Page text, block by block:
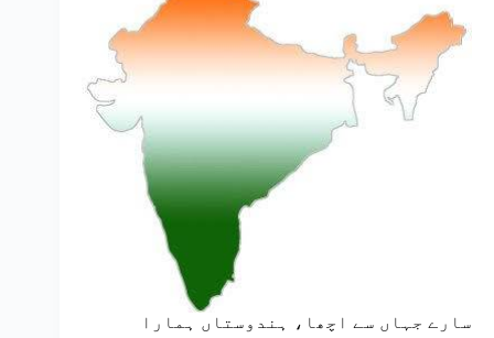
سارے جہاں سے اچھا، ہندوستاں ہمارا